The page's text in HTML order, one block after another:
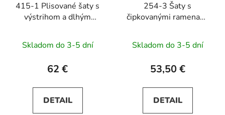
415-1 Plisované šaty s
výstrihom a dlhým
modrá vlna
Skladom do 3-5 dní
62 €
DETAIL
254-3 Šaty s
čipkovanými ramenami
Skladom do 3-5 dní
53,50 €
DETAIL